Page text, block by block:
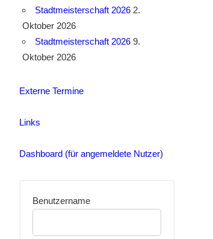
Stadtmeisterschaft 20262.
Oktober 2026
Stadtmeisterschaft 20269.
Oktober 2026
Externe Termine
Links
Dashboard (für angemeldete Nutzer)
Benutzername